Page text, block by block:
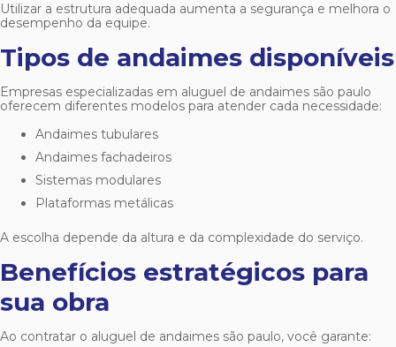
Utilizar a estrutura adequada aumenta a segurança e melhora o
desempenho da equipe.
Tipos de andaimes disponíveis
Empresas especializadas em aluguel de andaimes são paulo
oferecem diferentes modelos para atender cada necessidade:
Andaimes tubulares
Andaimes fachadeiros
Sistemas modulares
Plataformas metálicas
A escolha depende da altura e da complexidade do serviço.
Benefícios estratégicos para
sua obra
Ao contratar o aluguel de andaimes são paulo, você garante: